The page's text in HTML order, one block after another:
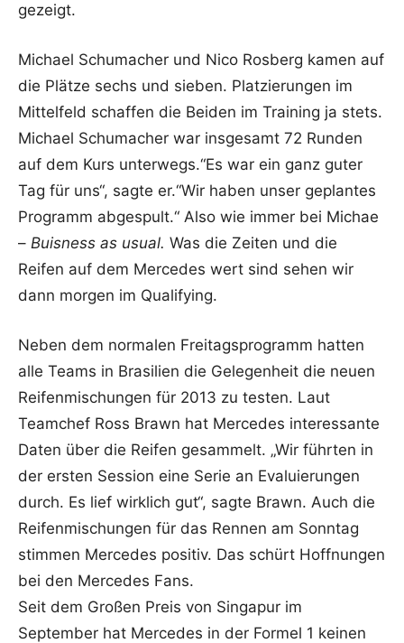
gezeigt.
Michael Schumacher und Nico Rosberg kamen auf
die Plätze sechs und sieben. Platzierungen im
Mittelfeld schaffen die Beiden im Training ja stets.
Michael Schumacher war insgesamt 72 Runden
auf dem Kurs unterwegs.“Es war ein ganz guter
Tag für uns“, sagte er.“Wir haben unser geplantes
Programm abgespult.“ Also wie immer bei Michae
– Buisness as usual. Was die Zeiten und die
Reifen auf dem Mercedes wert sind sehen wir
dann morgen im Qualifying.
Neben dem normalen Freitagsprogramm hatten
alle Teams in Brasilien die Gelegenheit die neuen
Reifenmischungen für 2013 zu testen. Laut
Teamchef Ross Brawn hat Mercedes interessante
Daten über die Reifen gesammelt. „Wir führten in
der ersten Session eine Serie an Evaluierungen
durch. Es lief wirklich gut“, sagte Brawn. Auch die
Reifenmischungen für das Rennen am Sonntag
stimmen Mercedes positiv. Das schürt Hoffnungen
bei den Mercedes Fans.
Seit dem Großen Preis von Singapur im
September hat Mercedes in der Formel 1 keinen